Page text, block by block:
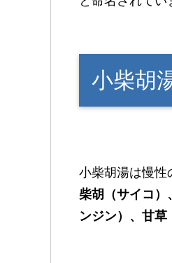
小柴胡
小柴胡湯は慢性
柴胡（サイコ）
ンジン）、甘草